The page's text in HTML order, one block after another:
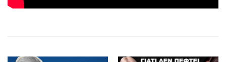
Αθλητισμός
Ελλάδα
Geek
Κινητά-tablets